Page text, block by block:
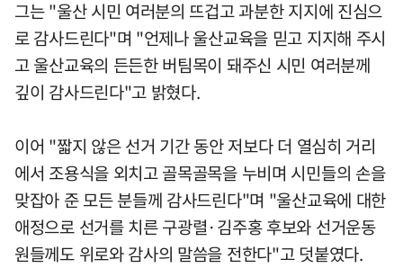
그는 "울산 시민 여러분의 뜨겁고 과분한 지지에 진심으
로 감사드린다"며 "언제나 울산교육을 믿고 지지해 주시
고 울산교육의 든든한 버팀목이 돼주신 시민 여러분께
깊이 감사드린다"고 밝혔다.
이어 "짧지 않은 선거 기간 동안 저보다 더 열심히 거리
에서 조용식을 외치고 골목골목을 누비며 시민들의 손을
맞잡아 준 모든 분들께 감사드린다"며 "울산교육에 대한
애정으로 선거를 치른 구광렬·김주홍 후보와 선거운동
원들께도 위로와 감사의 말씀을 전한다"고 덧붙였다.